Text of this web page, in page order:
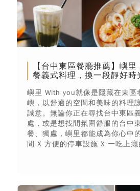
【台中東區餐廳推薦】嶼
餐義式料理，換一段靜好時
嶼里 With you就像是隱藏在東區
嶼，以舒適的空間和美味的料理
誠意。無論你正在尋找台中東區
處，或是想找間氛圍舒服的台中
餐、獨處，嶼里都能成為你心中
間 X 方便的停車設施 X 一吃上
每位來到台中的你，安排一場與